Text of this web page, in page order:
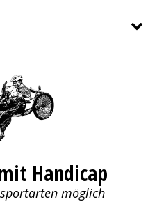
Handicap
möglich